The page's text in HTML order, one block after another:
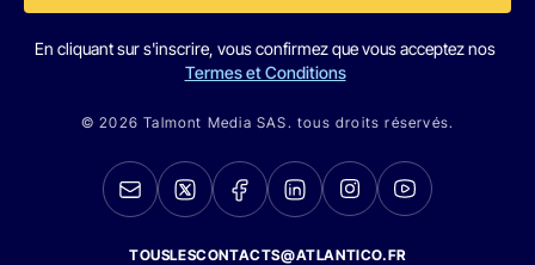
En cliquant sur s'inscrire, vous confirmez que vous acceptez nos
Termes et Conditions
© 2026 Talmont Media SAS. tous droits réservés.
TOUSLESCONTACTS@ATLANTICO.FR